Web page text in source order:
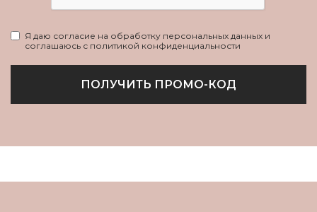
Я даю согласие на обработку персональных данных и
соглашаюсь с политикой конфиденциальности
ПОЛУЧИТЬ ПРОМО-КОД